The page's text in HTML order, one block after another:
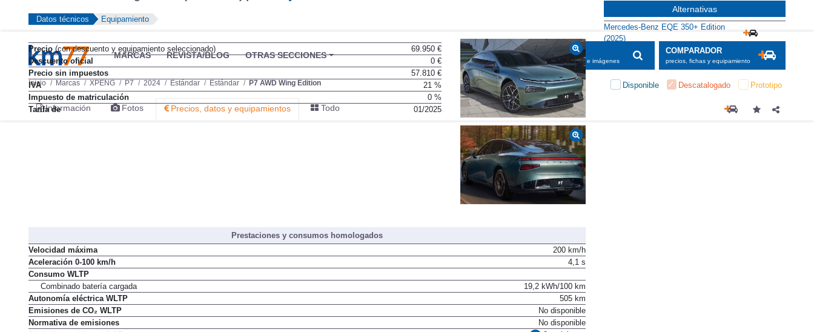
MARCAS REVISTA/BLOG OTRAS SECCIONES BUSCADOR
informaciones, fichas e imágenes
COMPARADOR
precios, fichas y equipamiento
Inicio Marcas XPENG P7 2024 Estándar Estándar P7 AWD Wing Edition Disponible Descatalogado Prototipo
Información Fotos Precios, datos y equipamientos Todo
Datos técnicos Equipamiento
Precio(con descuento y equipamiento seleccionado)
69.950 €
Descuento oficial
0 €
Precio sin impuestos
57.810 €
IVA
21 %
Impuesto de matriculación
0 %
Tarifa de
01/2025
Prestaciones y consumos homologados
Velocidad máxima
200 km/h
Aceleración 0-100 km/h
4,1 s
Consumo WLTP
Combinado batería cargada
19,2 kWh/100 km
Autonomía eléctrica WLTP
505 km
Emisiones de CO₂ WLTP
No disponible
Normativa de emisiones
No disponible
Alternativas
Mercedes-Benz EQE 350+ Edition
(2025)